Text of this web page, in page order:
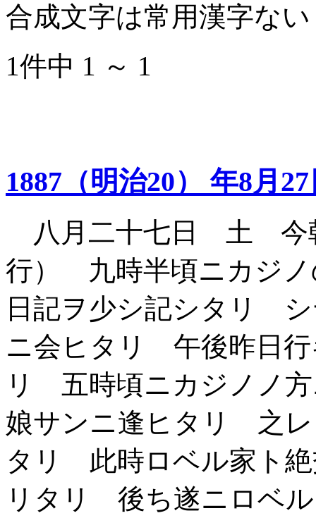
合成文字は常用漢字な
1件中 1 ～ 1
1887（明治20） 年8月
八月二十七日 土 今
行） 九時半頃ニカジノ
日記ヲ少シ記シタリ
ニ会ヒタリ 午後昨日行
リ 五時頃ニカジノノ
娘サンニ逢ヒタリ 之レ
タリ 此時ロベル家ト絶
リタリ 後ち遂ニロベ